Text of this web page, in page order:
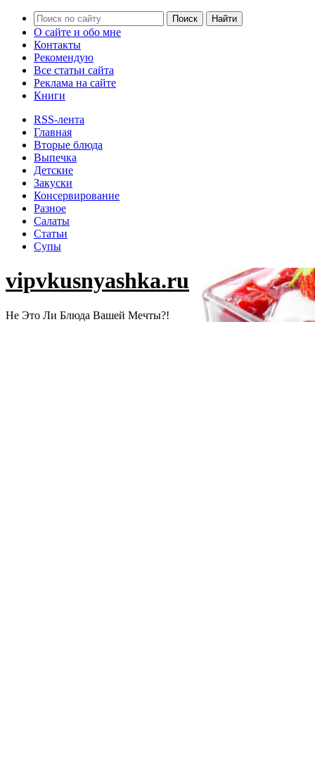
О сайте и обо мне
Контакты
Рекомендую
Все статьи сайта
Реклама на сайте
Книги
RSS-лента
Главная
Вторые блюда
Выпечка
Детские
Закуски
Консервирование
Разное
Салаты
Статьи
Супы
vipvkusnyashka.ru
Не Это Ли Блюда Вашей Мечты?!